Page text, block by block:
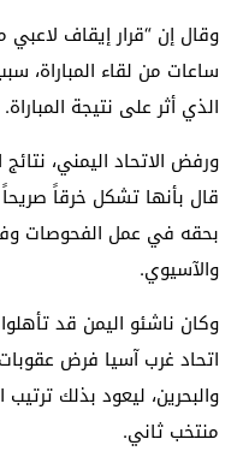
وقال إن “قرار إيقاف لاعبي
ساعات من لقاء المباراة،
الذي أثر على نتيجة المباراة.
ورفض الاتحاد اليمني،
قال بأنها تشكل خرقاً
بحقه في عمل الفحوصات
والآسيوي.
وكان ناشئو اليمن قد
اتحاد غرب آسيا فرض
والبحرين، ليعود بذلك
منتخب ثاني.